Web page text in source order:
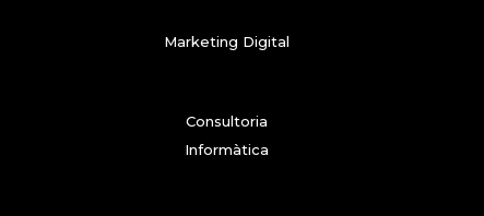
Marketing Digital
Consultoria
Informàtica